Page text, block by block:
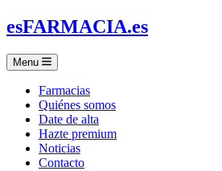
esFARMACIA.es
Menu
Farmacias
Quiénes somos
Date de alta
Hazte premium
Noticias
Contacto